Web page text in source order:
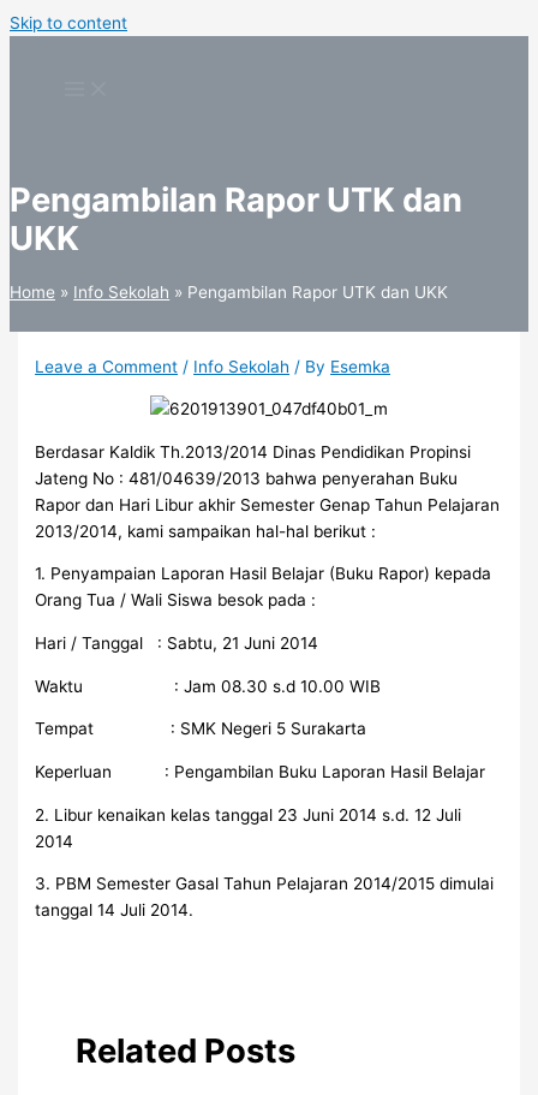
Skip to content
Pengambilan Rapor UTK dan
UKK
Home Info Sekolah Pengambilan Rapor UTK dan UKK
Leave a Comment / Info Sekolah / By Esemka
Berdasar Kaldik Th.2013/2014 Dinas Pendidikan Propinsi
Jateng No : 481/04639/2013 bahwa penyerahan Buku
Rapor dan Hari Libur akhir Semester Genap Tahun Pelajaran
2013/2014, kami sampaikan hal-hal berikut :
1. Penyampaian Laporan Hasil Belajar (Buku Rapor) kepada
Orang Tua / Wali Siswa besok pada :
Hari / Tanggal : Sabtu, 21 Juni 2014
Waktu : Jam 08.30 s.d 10.00 WIB
Tempat : SMK Negeri 5 Surakarta
Keperluan : Pengambilan Buku Laporan Hasil Belajar
2. Libur kenaikan kelas tanggal 23 Juni 2014 s.d. 12 Juli
2014
3. PBM Semester Gasal Tahun Pelajaran 2014/2015 dimulai
tanggal 14 Juli 2014.
Related Posts